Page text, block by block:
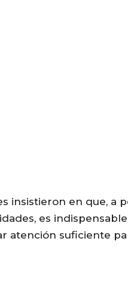
insistieron en que, a
es
atención suficiente